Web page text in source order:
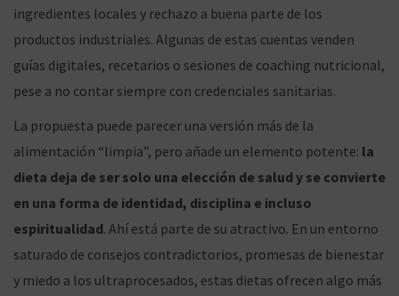
a
c
i
i
d
o
ingredientes locales y rechazo a buena parte de los
productos industriales. Algunas de estas cuentas venden
guías digitales, recetarios o sesiones de coaching nutricional,
pese a no contar siempre con credenciales sanitarias.
La propuesta puede parecer una versión más de la
alimentación “limpia”, pero añade un elemento potente: la
dieta deja de ser solo una elección de salud y se convierte
en una forma de identidad, disciplina e incluso
espiritualidad. Ahí está parte de su atractivo. En un entorno
saturado de consejos contradictorios, promesas de bienestar
y miedo a los ultraprocesados, estas dietas ofrecen algo más